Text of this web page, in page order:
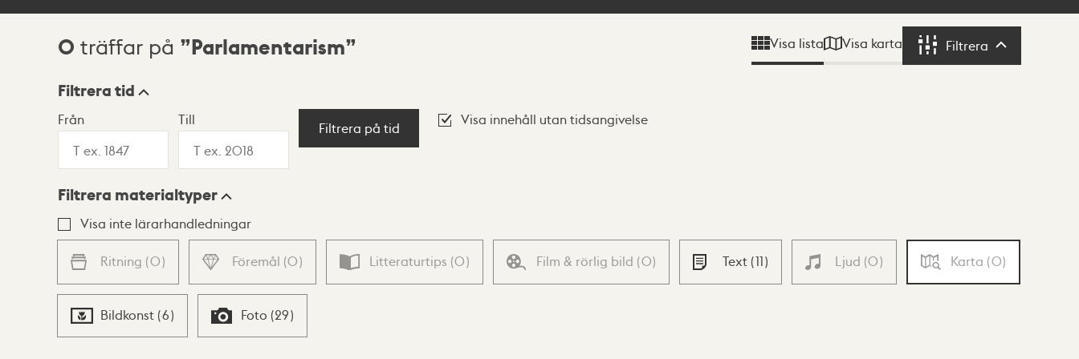
Sökresultat
0 träffar på Parlamentarism Visa lista Visa karta Filtrera Filtrera
Visningsläge
Lista Karta
Filtrera tid
Från Till
Filtrera på tid
Visa innehåll utan tidsangivelse
Filtrera materialtyper
Visa inte lärarhandledningar
Ritning (0) Föremål (0) Litteraturtips (0) Film & rörlig bild (0) Text (11) Ljud (0) Karta (0)
Bildkonst (6) Foto (29)